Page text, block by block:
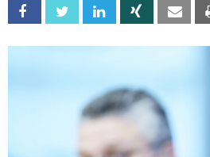
Facebook Twitter Linkedin Xing